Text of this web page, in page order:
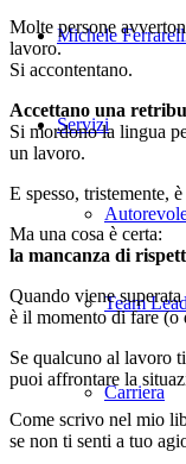
Michele
Servizi
Team
Carriera
Molte persone
lavoro.
Si accontentano.
Accettano una
Si mordono la lingua
un lavoro.
E spesso, tristemente,
Ma una cosa è certa:
la mancanza di
Quando viene superata
è il momento di fare (o
Se qualcuno al lavoro
puoi affrontare la
Come scrivo nel mio
se non ti senti a tuo